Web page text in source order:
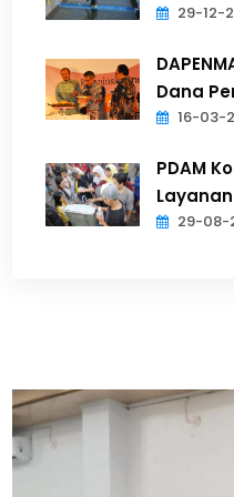
29-12-
Dana
16-03-
PDAM
29-08-